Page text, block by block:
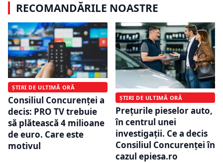
RECOMANDĂRILE NOASTRE
ȘTIRI DE ULTIMĂ ORĂ
Consiliul Concurenței a
decis: PRO TV trebuie
să plătească 4 milioane
de euro. Care este
motivul
ȘTIRI DE ULTIMĂ ORĂ
Prețurile pieselor auto,
în centrul unei
investigații. Ce a decis
Consiliul Concurenței în
cazul epiesa.ro